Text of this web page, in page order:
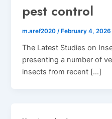
pest control
m.aref2020/ February 4, 2026
The Latest Studies on
presenting a number of
insects from recent […]